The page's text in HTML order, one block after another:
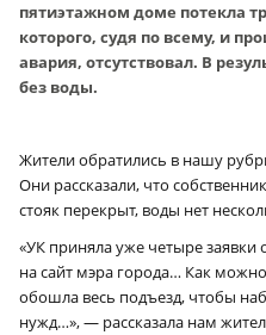
пятиэтажном доме потекла
которого, судя по всему, и
авария, отсутствовал. В
без воды.
Жители обратились в нашу
Они рассказали, что
стояк перекрыт, воды нет
«УК приняла уже четыре
на сайт мэра города… Как
обошла весь подъезд, чтобы
нужд…», — рассказала нам